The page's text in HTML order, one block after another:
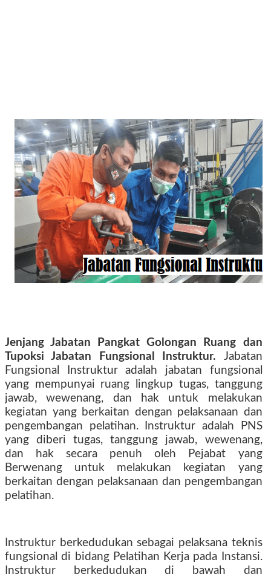
Jenjang Jabatan Pangkat Golongan Ruang dan
Tupoksi Jabatan Fungsional Instruktur. Jabatan
Fungsional Instruktur adalah jabatan fungsional
yang mempunyai ruang lingkup tugas, tanggung
jawab, wewenang, dan hak untuk melakukan
kegiatan yang berkaitan dengan pelaksanaan dan
pengembangan pelatihan. Instruktur adalah PNS
yang diberi tugas, tanggung jawab, wewenang,
dan hak secara penuh oleh Pejabat yang
Berwenang untuk melakukan kegiatan yang
berkaitan dengan pelaksanaan dan pengembangan
pelatihan.
Instruktur berkedudukan sebagai pelaksana teknis
fungsional di bidang Pelatihan Kerja pada Instansi.
Instruktur berkedudukan di bawah dan